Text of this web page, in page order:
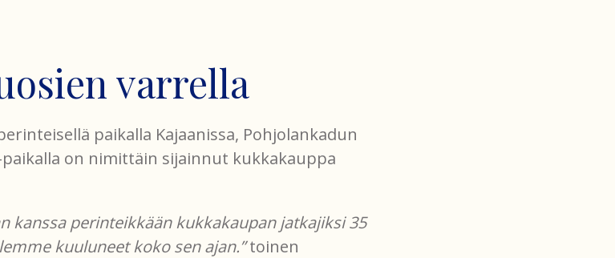
varrella
paikalla Kajaanissa, Pohjolankadun
on nimittäin sijainnut kukkakauppa
kanssa perinteikkään kukkakaupan jatkajiksi 35
kuuluneet koko sen ajan.”toinen